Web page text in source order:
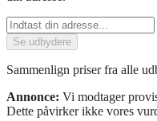
Se udbydere
Sammenlign priser fra alle
Annonce: Vi modtager
Dette påvirker ikke vores